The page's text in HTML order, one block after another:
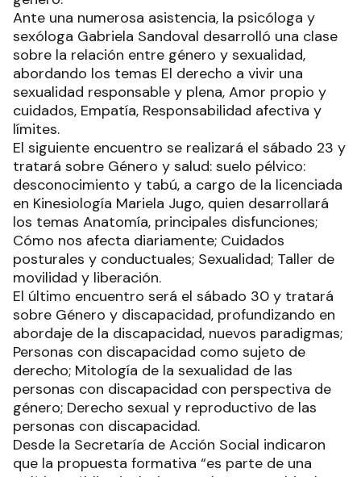
Ante una numerosa asistencia, la psicóloga y
sexóloga Gabriela Sandoval desarrolló una clase
sobre la relación entre género y sexualidad,
abordando los temas El derecho a vivir una
sexualidad responsable y plena, Amor propio y
cuidados, Empatía, Responsabilidad afectiva y
límites.
El siguiente encuentro se realizará el sábado 23 y
tratará sobre Género y salud: suelo pélvico:
desconocimiento y tabú, a cargo de la licenciada
en Kinesiología Mariela Jugo, quien desarrollará
los temas Anatomía, principales disfunciones;
Cómo nos afecta diariamente; Cuidados
posturales y conductuales; Sexualidad; Taller de
movilidad y liberación.
El último encuentro será el sábado 30 y tratará
sobre Género y discapacidad, profundizando en
abordaje de la discapacidad, nuevos paradigmas;
Personas con discapacidad como sujeto de
derecho; Mitología de la sexualidad de las
personas con discapacidad con perspectiva de
género; Derecho sexual y reproductivo de las
personas con discapacidad.
Desde la Secretaría de Acción Social indicaron
que la propuesta formativa “es parte de una